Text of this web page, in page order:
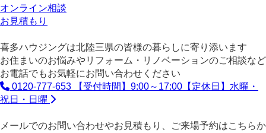
オンライン相談
お見積もり
喜多ハウジングは北陸三県の皆様の暮らしに寄り添います
お住まいのお悩みやリフォーム・リノベーションのご相談など
お電話でもお気軽にお問い合わせください
0120-777-653
【受付時間】9:00～17:00【定休日】水曜・
祝日・日曜
メールでのお問い合わせやお見積もり、ご来場予約はこちらか